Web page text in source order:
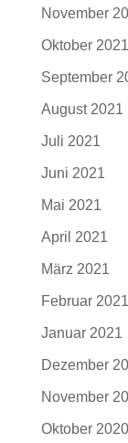
November
Oktober 2021
September
August 2021
Juli 2021
Juni 2021
Mai 2021
April 2021
März 2021
Februar 2021
Januar 2021
Dezember
November
Oktober 2020